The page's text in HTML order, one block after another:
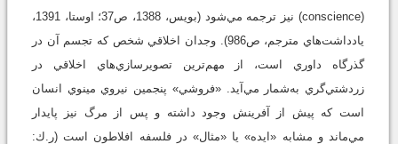
(conscience) نيز ترجمه مي‌شود (بويس، 1388، ص37؛ اوستا، 1391،
يادداشت‌هاي مترجم، ص986). وجدان اخلاقي شخص که تجسم آن در
گذرگاه داوري است، از مهم‌ترين تصوير‌سازي‌هاي اخلاقي در
زردشتي‌گري به‌شمار مي‌آيد. «فروشي» پنجمين نيروي مينوي انسان
است که پيش از آفرينش وجود داشته و پس از مرگ نيز پايدار
مي‌ماند و مشابه «ايده» يا «مثال» در فلسفه افلاطون است (ر.ك: